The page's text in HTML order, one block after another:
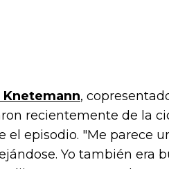
Knetemann,
recientemente de la
el episodio. "Me parece
Yo también era